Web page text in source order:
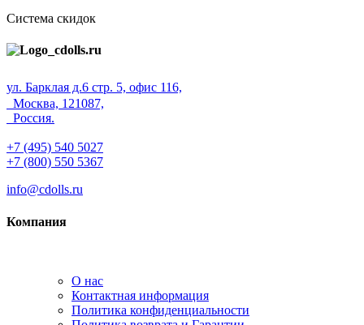
Система скидок
ул. Барклая д.6 стр. 5, офис 116,
Москва, 121087,
Россия.
+7 (495) 540 5027
+7 (800) 550 5367
info@cdolls.ru
Компания
О нас
Контактная информация
Политика конфиденциальности